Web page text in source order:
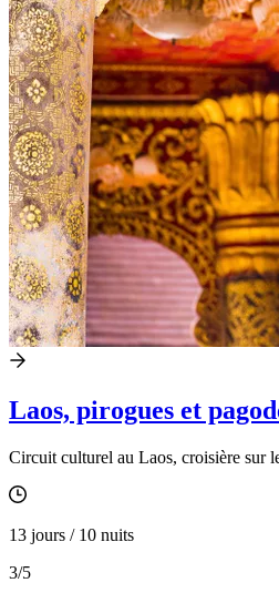
Laos, pirogues et
Circuit culturel au Laos, croisière sur
13 jours / 10 nuits
3/5